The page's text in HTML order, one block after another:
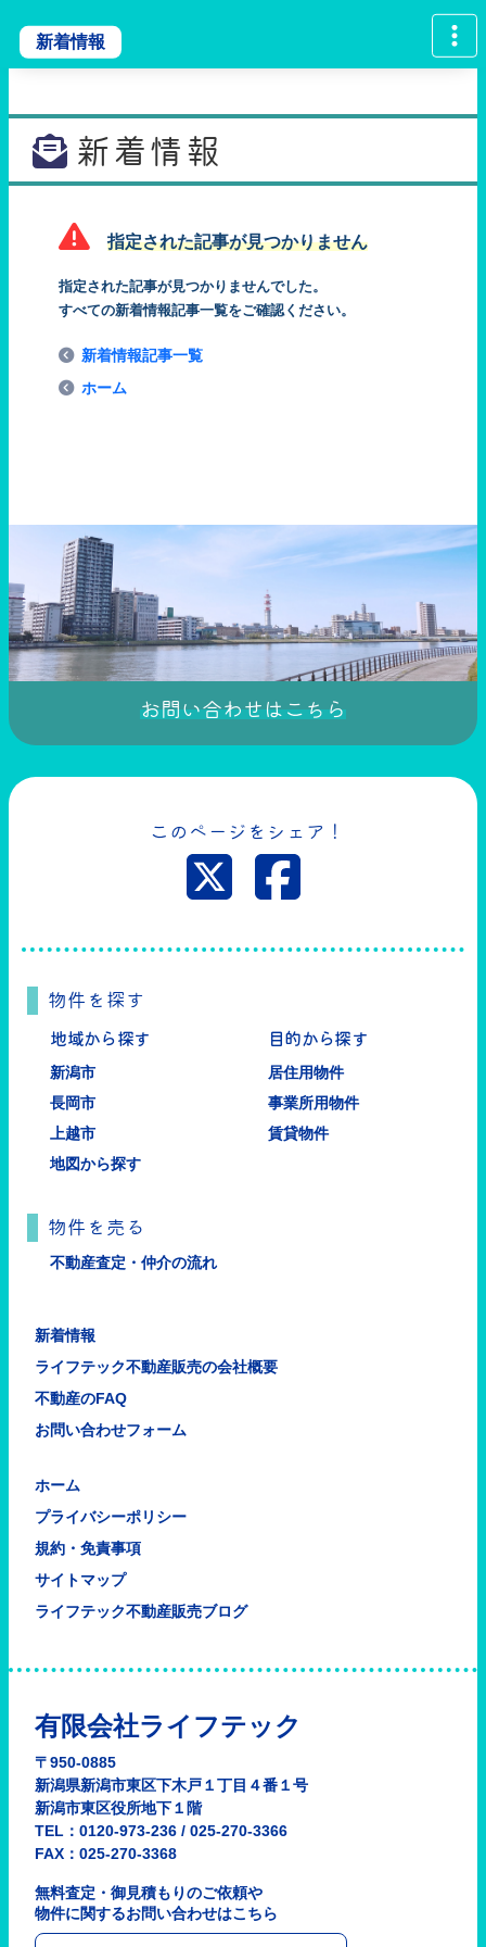
新着情報
新着情報
指定された記事が見つかりません
指定された記事が見つかりませんでした。
すべての新着情報記事一覧をご確認ください。
新着情報記事一覧
ホーム
お問い合わせはこちら
このページをシェア！
物件を探す
地域から探す
新潟市
長岡市
上越市
地図から探す
目的から探す
居住用物件
事業所用物件
賃貸物件
物件を売る
不動産査定・仲介の流れ
新着情報
ライフテック不動産販売の会社概要
不動産のFAQ
お問い合わせフォーム
ホーム
プライバシーポリシー
規約・免責事項
サイトマップ
ライフテック不動産販売ブログ
有限会社ライフテック
〒950-0885
新潟県新潟市東区下木戸１丁目４番１号
新潟市東区役所地下１階
TEL：0120-973-236 / 025-270-3366
FAX：025-270-3368
無料査定・御見積もりのご依頼や
物件に関するお問い合わせはこちら